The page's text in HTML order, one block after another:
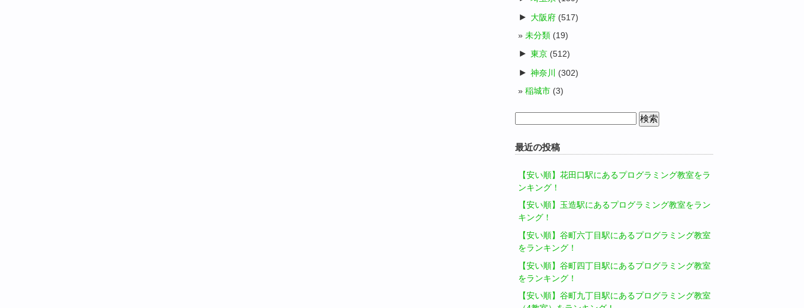
► 大阪府 (517)
未分類 (19)
► 東京 (512)
► 神奈川
(302)
稲城市 (3)
最近の投稿
【安い順】花田口駅にあるプログラミング教室をラ
ンキング！
【安い順】玉造駅にあるプログラミング教室をラン
キング！
【安い順】谷町六丁目駅にあるプログラミング教室
をランキング！
【安い順】谷町四丁目駅にあるプログラミング教室
をランキング！
【安い順】谷町九丁目駅にあるプログラミング教室